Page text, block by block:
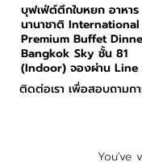
บุฟเฟ่ต์ตึกใบหยก อาหาร
นานาชาติ
Premium Buffet
Bangkok Sky ชั้น 81
(Indoor) จองผ่าน Line
ติดต่อเรา เพื่อสอบถามก
You've